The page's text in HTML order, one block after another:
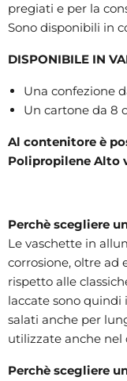
pregiati e per la
Sono disponibili in
DISPONIBILE IN
Una confezione
Un cartone da 8
Al contenitore è
Polipropilene Alto
Perchè scegliere
Le vaschette in
corrosione, oltre ad
rispetto alle
laccate sono
salati anche per
utilizzate anche nel
Perchè scegliere